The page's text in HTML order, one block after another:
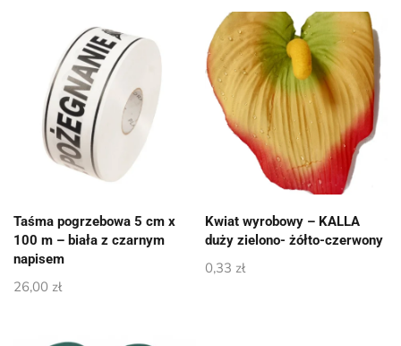
Taśma pogrzebowa 5 cm x
100 m – biała z czarnym
napisem
26,00 zł
Kwiat wyrobowy – KALLA
duży zielono- żółto-czerwony
0,33 zł